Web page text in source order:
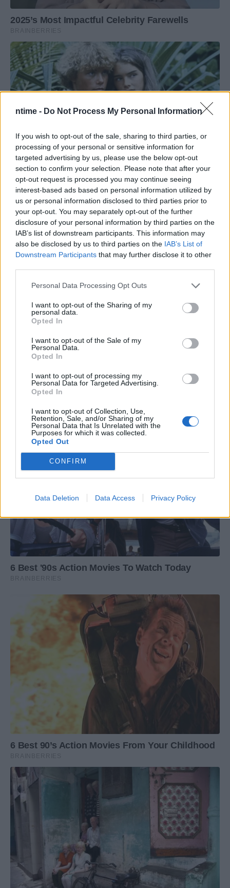
ntime - Do Not Process My Personal Information
If you wish to opt-out of the sale, sharing to third parties, or
processing of your personal or sensitive information for
targeted advertising by us, please use the below opt-out
section to confirm your selection. Please note that after your
opt-out request is processed you may continue seeing
interest-based ads based on personal information utilized by
us or personal information disclosed to third parties prior to
your opt-out. You may separately opt-out of the further
disclosure of your personal information by third parties on the
IAB’s list of downstream participants. This information may
also be disclosed by us to third parties on the IAB’s List of
Downstream Participants that may further disclose it to other
Personal Data Processing Opt Outs
I want to opt-out of the Sharing of my
personal data.
Opted In
I want to opt-out of the Sale of my
Personal Data.
Opted In
I want to opt-out of processing my
Personal Data for Targeted Advertising.
Opted In
I want to opt-out of Collection, Use,
Retention, Sale, and/or Sharing of my
Personal Data that Is Unrelated with the
Purposes for which it was collected.
Opted Out
CONFIRM
Data Deletion Data Access Privacy Policy